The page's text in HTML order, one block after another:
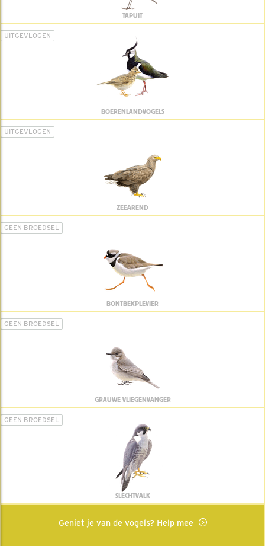
TAPUIT
UITGEVLOGEN
BOERENLANDVOGELS
UITGEVLOGEN
ZEEAREND
GEEN BROEDSEL
BONTBEKPLEVIER
GEEN BROEDSEL
GRAUWE VLIEGENVANGER
GEEN BROEDSEL
SLECHTVALK
Geniet je van de vogels? Help mee